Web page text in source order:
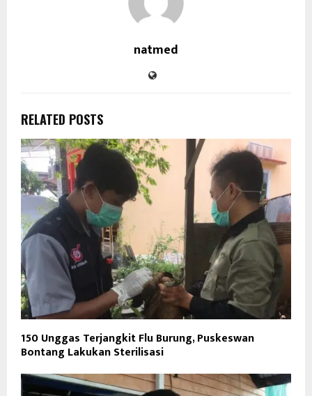
natmed
RELATED POSTS
150 Unggas Terjangkit Flu Burung, Puskeswan
Bontang Lakukan Sterilisasi